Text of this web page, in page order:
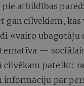
pie atbildības
gan cilvēkiem, kas
«vairo ubagotāju
—
cilvēkam pateikt:
informāciju par